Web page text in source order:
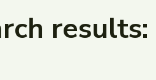
results: